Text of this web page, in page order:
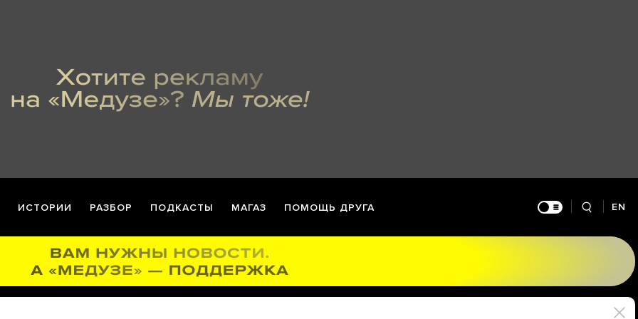
ИСТОРИИ РАЗБОР ПОДКАСТЫ МАГАЗ ПОМОЩЬ ДРУГА EN